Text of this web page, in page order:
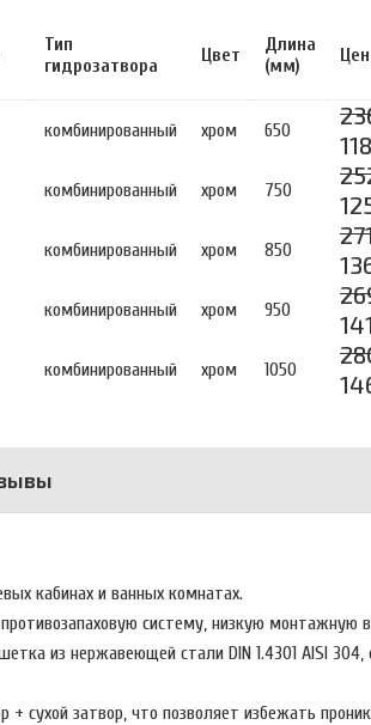
Тип
гидрозатвора
Цвет
Длина
(мм)
комбинированный хром 650
комбинированный хром 750
комбинированный хром 850
комбинированный хром 950
комбинированный хром 1050
кабинах и ванных комнатах.
систему, низкую монтажную
из нержавеющей стали DIN 1.4301 AISI
затвор, что позволяет избежать